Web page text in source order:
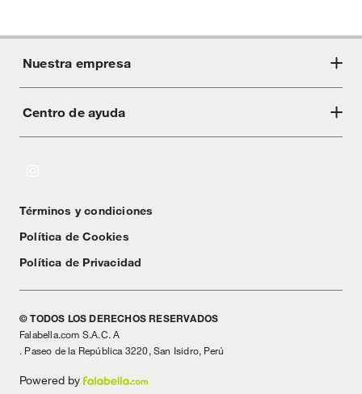
Nuestra empresa
Acerca de Crate
Centro de ayuda
Textos Legales
Términos y condiciones
Política de Cookies
Política de Privacidad
© TODOS LOS DERECHOS RESERVADOS
Falabella.com S.A.C. A
. Paseo de la República 3220, San Isidro, Perú
Powered by